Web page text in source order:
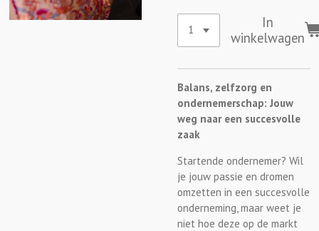
In
winkelwagen
Balans, zelfzorg en
ondernemerschap: Jouw
weg naar een succesvolle
zaak
Startende ondernemer? Wil
je jouw passie en dromen
omzetten in een succesvolle
onderneming, maar weet je
niet hoe deze op de markt